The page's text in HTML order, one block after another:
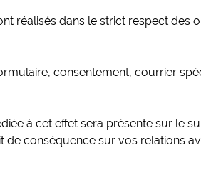
réalisés dans le strict respect des
consentement, courrier
à cet effet sera présente sur le
conséquence sur vos relations